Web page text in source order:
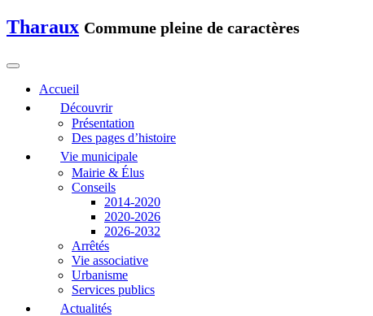
Tharaux Commune pleine de caractères
Accueil
Découvrir
Présentation
Des pages d’histoire
Vie municipale
Mairie & Élus
Conseils
2014-2020
2020-2026
2026-2032
Arrêtés
Vie associative
Urbanisme
Services publics
Actualités